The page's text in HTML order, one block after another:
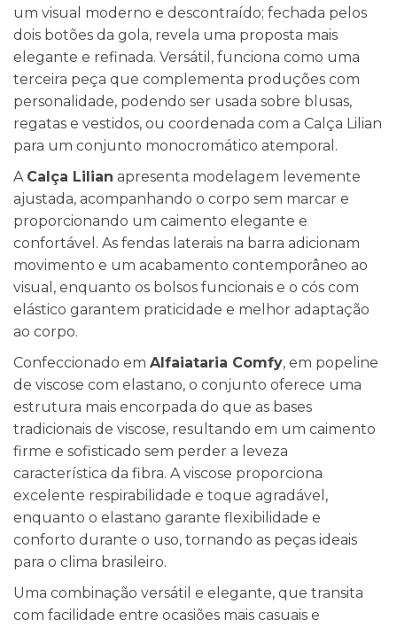
um visual moderno e descontraído; fechada pelos
dois botões da gola, revela uma proposta mais
elegante e refinada. Versátil, funciona como uma
terceira peça que complementa produções com
personalidade, podendo ser usada sobre blusas,
regatas e vestidos, ou coordenada com a Calça Lilian
para um conjunto monocromático atemporal.
A Calça Lilian apresenta modelagem levemente
ajustada, acompanhando o corpo sem marcar e
proporcionando um caimento elegante e
confortável. As fendas laterais na barra adicionam
movimento e um acabamento contemporâneo ao
visual, enquanto os bolsos funcionais e o cós com
elástico garantem praticidade e melhor adaptação
ao corpo.
Confeccionado em Alfaiataria Comfy, em popeline
de viscose com elastano, o conjunto oferece uma
estrutura mais encorpada do que as bases
tradicionais de viscose, resultando em um caimento
firme e sofisticado sem perder a leveza
característica da fibra. A viscose proporciona
excelente respirabilidade e toque agradável,
enquanto o elastano garante flexibilidade e
conforto durante o uso, tornando as peças ideais
para o clima brasileiro.
Uma combinação versátil e elegante, que transita
com facilidade entre ocasiões mais casuais e